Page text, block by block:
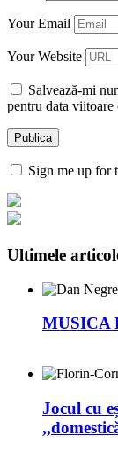
Your Email
Your Website
Salvează-mi
pentru data viitoare
Sign me up for
Ultimele
MUSICA
Jocul cu